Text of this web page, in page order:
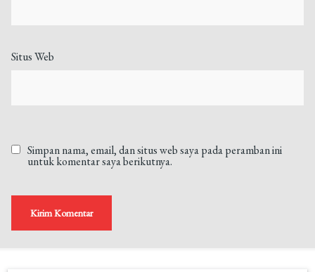
Situs Web
Simpan nama, email, dan situs web saya pada peramban ini
untuk komentar saya berikutnya.